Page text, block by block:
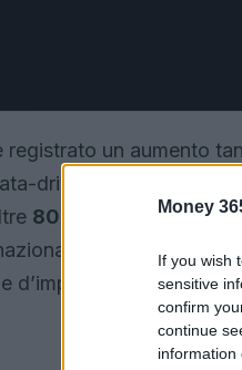
Money
If you wish
sensitive
confirm
continue
information
registrato un aumento
driven: il recente
800 partecipanti
che ha messo al
d’impresa.